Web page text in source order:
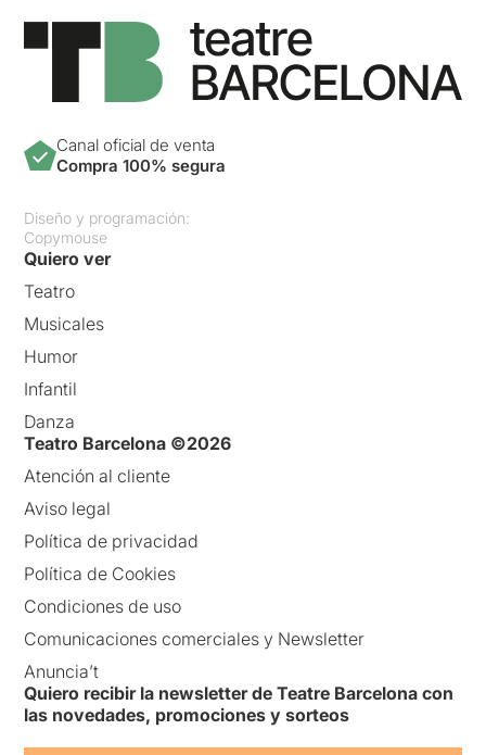
Canal oficial de venta
Compra 100% segura
Diseño y programación:
Copymouse
Quiero ver
Teatro
Musicales
Humor
Infantil
Danza
Teatro Barcelona ©2026
Atención al cliente
Aviso legal
Política de privacidad
Política de Cookies
Condiciones de uso
Comunicaciones comerciales y Newsletter
Anuncia’t
Quiero recibir la newsletter de Teatre Barcelona con
las novedades, promociones y sorteos